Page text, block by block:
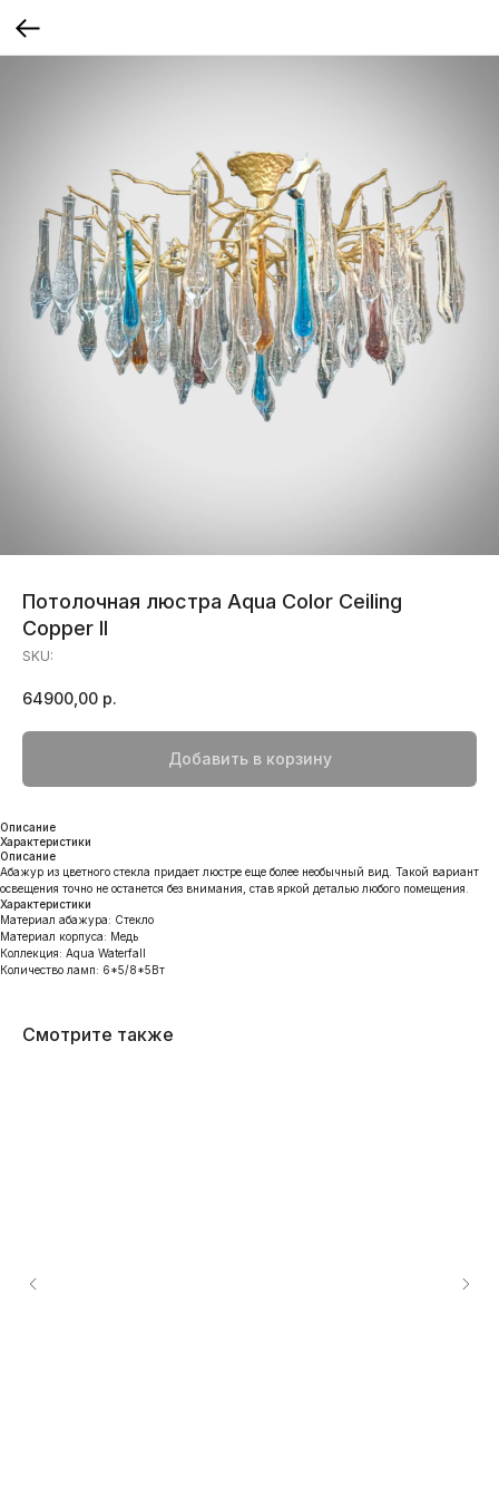
Потолочная люстра Aqua Color Ceiling
Copper II
SKU:
64900,00 р.
Добавить в корзину
Описание
Характеристики
Описание
Абажур из цветного стекла придает люстре еще более необычный вид. Такой вариант
освещения точно не останется без внимания, став яркой деталью любого помещения.
Характеристики
Материал абажура: Стекло
Материал корпуса: Медь
Коллекция: Aqua Waterfall
Количество ламп: 6*5/8*5Вт
Смотрите также